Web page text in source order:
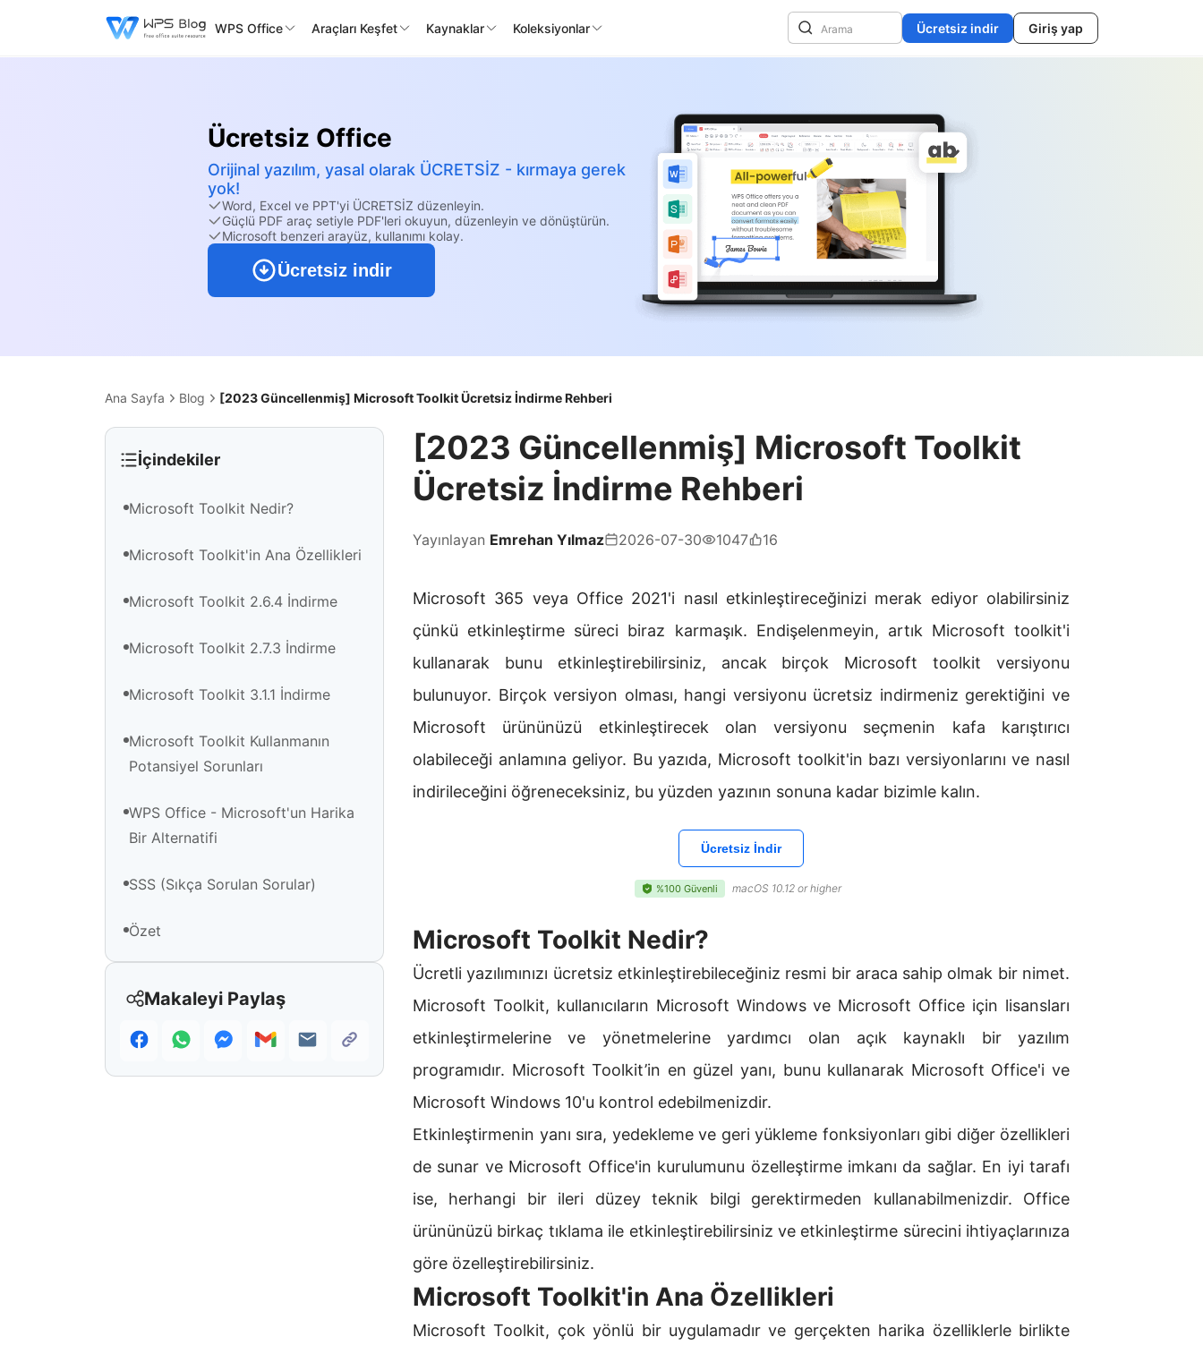
WPS Office Araçları Keşfet Kaynaklar Koleksiyonlar Ücretsiz indir Giriş yap
Ücretsiz Office
Orijinal yazılım, yasal olarak ÜCRETSİZ - kırmaya gerek
yok!
Word, Excel ve PPT'yi ÜCRETSİZ düzenleyin.
Güçlü PDF araç setiyle PDF'leri okuyun, düzenleyin ve dönüştürün.
Microsoft benzeri arayüz, kullanımı kolay.
Ücretsiz indir
Ana Sayfa Blog [2023 Güncellenmiş] Microsoft Toolkit Ücretsiz İndirme Rehberi
İçindekiler
Microsoft Toolkit Nedir?
Microsoft Toolkit'in Ana Özellikleri
Microsoft Toolkit 2.6.4 İndirme
Microsoft Toolkit 2.7.3 İndirme
Microsoft Toolkit 3.1.1 İndirme
Microsoft Toolkit Kullanmanın
Potansiyel Sorunları
WPS Office - Microsoft'un Harika
Bir Alternatifi
SSS (Sıkça Sorulan Sorular)
Özet
Makaleyi Paylaş
[2023 Güncellenmiş] Microsoft Toolkit
Ücretsiz İndirme Rehberi
Yayınlayan Emrehan Yılmaz 2026-07-30 1047 16
Microsoft 365 veya Office 2021'i nasıl etkinleştireceğinizi merak ediyor olabilirsiniz
çünkü etkinleştirme süreci biraz karmaşık. Endişelenmeyin, artık Microsoft toolkit'i
kullanarak bunu etkinleştirebilirsiniz, ancak birçok Microsoft toolkit versiyonu
bulunuyor. Birçok versiyon olması, hangi versiyonu ücretsiz indirmeniz gerektiğini ve
Microsoft ürününüzü etkinleştirecek olan versiyonu seçmenin kafa karıştırıcı
olabileceği anlamına geliyor. Bu yazıda, Microsoft toolkit'in bazı versiyonlarını ve nasıl
indirileceğini öğreneceksiniz, bu yüzden yazının sonuna kadar bizimle kalın.
Ücretsiz İndir
%100 Güvenli macOS 10.12 or higher
Microsoft Toolkit Nedir?
Ücretli yazılımınızı ücretsiz etkinleştirebileceğiniz resmi bir araca sahip olmak bir nimet.
Microsoft Toolkit, kullanıcıların Microsoft Windows ve Microsoft Office için lisansları
etkinleştirmelerine ve yönetmelerine yardımcı olan açık kaynaklı bir yazılım
programıdır. Microsoft Toolkit’in en güzel yanı, bunu kullanarak Microsoft Office'i ve
Microsoft Windows 10'u kontrol edebilmenizdir.
Etkinleştirmenin yanı sıra, yedekleme ve geri yükleme fonksiyonları gibi diğer özellikleri
de sunar ve Microsoft Office'in kurulumunu özelleştirme imkanı da sağlar. En iyi tarafı
ise, herhangi bir ileri düzey teknik bilgi gerektirmeden kullanabilmenizdir. Office
ürününüzü birkaç tıklama ile etkinleştirebilirsiniz ve etkinleştirme sürecini ihtiyaçlarınıza
göre özelleştirebilirsiniz.
Microsoft Toolkit'in Ana Özellikleri
Microsoft Toolkit, çok yönlü bir uygulamadır ve gerçekten harika özelliklerle birlikte